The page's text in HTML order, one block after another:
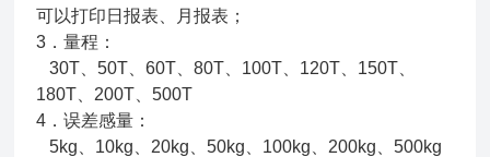
可以打印日报表、月报表；
3．量程：
30T、50T、60T、80T、100T、120T、150T、
180T、200T、500T
4．误差感量：
5kg、10kg、20kg、50kg、100kg、200kg、500kg